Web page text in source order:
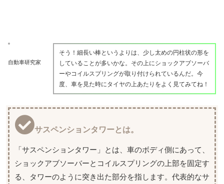
自動車研究家
そう！細長い棒というよりは、少し太めの円柱状の形を
していることが多いかな。その上にショックアブソーバ
ーやコイルスプリングが取り付けられているんだ。今
度、車を見た時にタイヤの上あたりをよく見てみてね！
サスペンションタワーとは。
「サスペンションタワー」とは、車のボディ側にあって、
ショックアブソーバーとコイルスプリングの上部を固定す
る、タワーのように突き出た部分を指します。代表的なサ